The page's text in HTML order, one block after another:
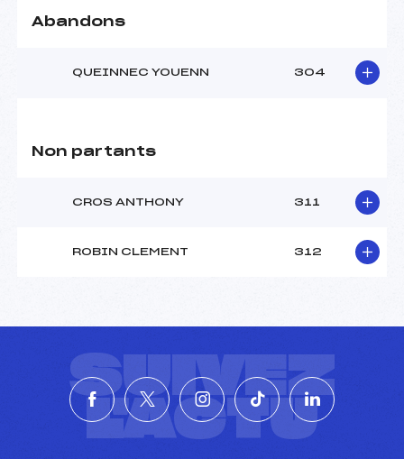
Abandons
QUEINNEC YOUENN 304
Non partants
CROS ANTHONY 311
ROBIN CLEMENT 312
SUIVEZ
L'ACTU